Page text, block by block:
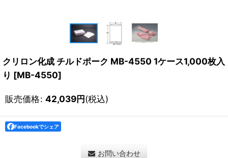
クリロン化成 チルドポーク MB-4550 1ケース1,000枚入
り [MB-4550]
販売価格: 42,039円(税込)
Facebookでシェア
お問い合わせ